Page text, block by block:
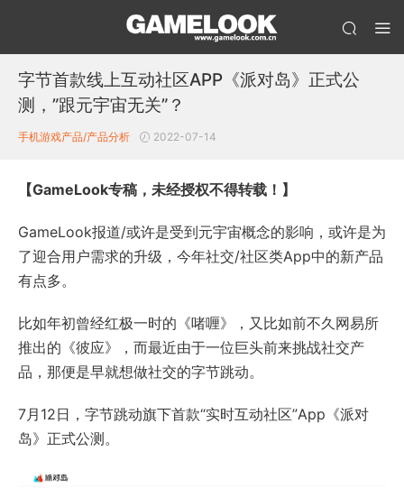
字节首款线上互动社区APP《派对岛》正式公
测，”跟元宇宙无关”？
手机游戏产品/产品分析 2022-07-14
【GameLook专稿，未经授权不得转载！】
GameLook报道/或许是受到元宇宙概念的影响，或许是为
了迎合用户需求的升级，今年社交/社区类App中的新产品
有点多。
比如年初曾经红极一时的《啫喱》，又比如前不久网易所
推出的《彼应》，而最近由于一位巨头前来挑战社交产
品，那便是早就想做社交的字节跳动。
7月12日，字节跳动旗下首款“实时互动社区”App《派对
岛》正式公测。